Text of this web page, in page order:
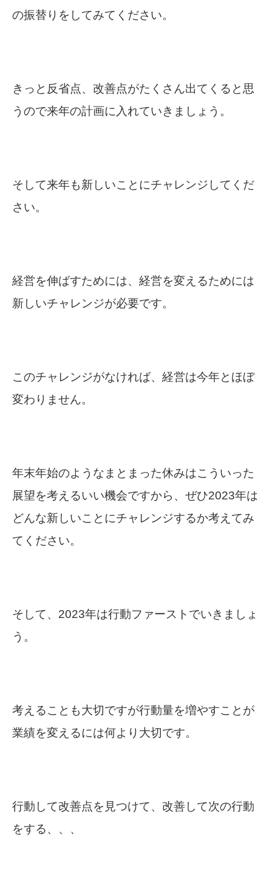
の振替りをしてみてください。
きっと反省点、改善点がたくさん出てくると思
うので来年の計画に入れていきましょう。
そして来年も新しいことにチャレンジしてくだ
さい。
経営を伸ばすためには、経営を変えるためには
新しいチャレンジが必要です。
このチャレンジがなければ、経営は今年とほぼ
変わりません。
年末年始のようなまとまった休みはこういった
展望を考えるいい機会ですから、ぜひ2023年は
どんな新しいことにチャレンジするか考えてみ
てください。
そして、2023年は行動ファーストでいきましょ
う。
考えることも大切ですが行動量を増やすことが
業績を変えるには何より大切です。
行動して改善点を見つけて、改善して次の行動
をする、、、